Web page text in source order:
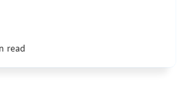
read